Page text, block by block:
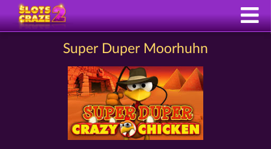
Super Duper Moorhuhn